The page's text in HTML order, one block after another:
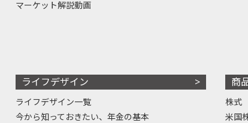
マーケット解説動画
ライフデザイン
ライフデザイン一覧
今から知っておきたい、年金の基本
商
株式
米国